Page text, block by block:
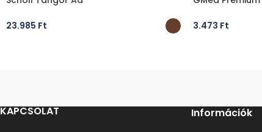
23.985 Ft 3.473 Ft
KAPCSOLAT Információk